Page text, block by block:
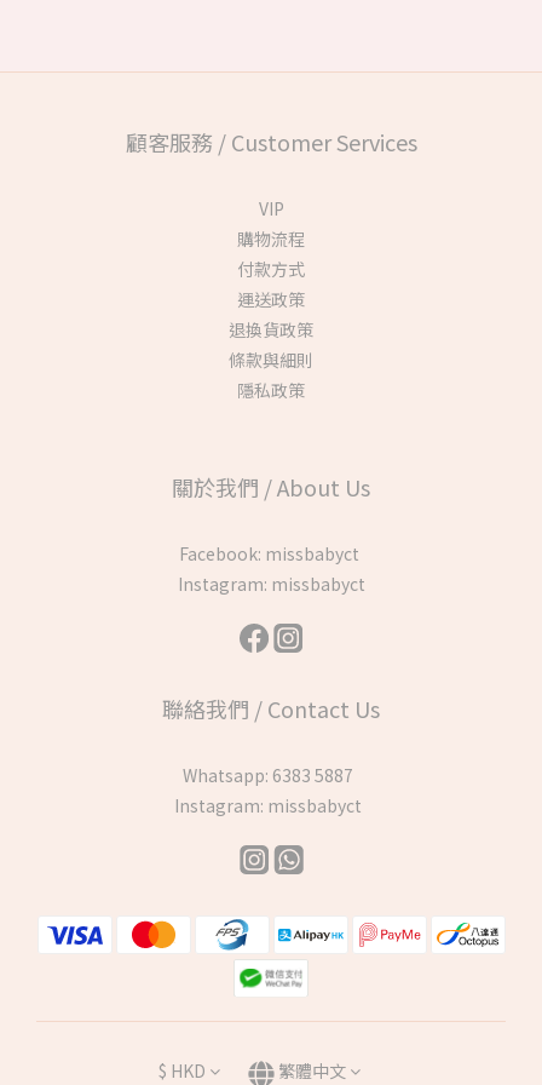
顧客服務 / Customer Services
VIP
購物流程
付款方式
運送政策
退換貨政策
條款與細則
隱私政策
關於我們 / About Us
Facebook: missbabyct
Instagram: missbabyct
聯絡我們 / Contact Us
Whatsapp: 6383 5887
Instagram: missbabyct
$ HKD 繁體中文